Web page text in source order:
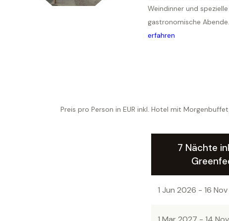
Weindinner und spezielle
gastronomische
erfahren
Preis pro Person in EUR inkl. Hotel mit
7 Nächte
1 Jun 2026 - 16